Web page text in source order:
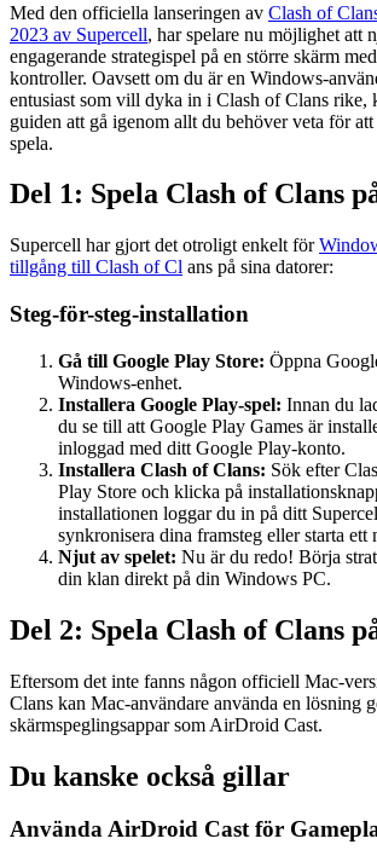
Med den officiella lanseringen av Clash of
2023 av Supercell, har spelare nu möjlighet att
engagerande strategispel på en större skärm
kontroller. Oavsett om du är en Windows-
entusiast som vill dyka in i Clash of Clans rike,
guiden att gå igenom allt du behöver veta för
spela.
Del 1: Spela Clash of Clans
Supercell har gjort det otroligt enkelt för
tillgång till Clash of Cl ans på sina datorer:
Steg-för-steg-installation
Gå till Google Play Store: Öppna
Windows-enhet.
Installera Google Play-spel: Innan du
du se till att Google Play Games är
inloggad med ditt Google Play-konto.
Installera Clash of Clans: Sök efter
Play Store och klicka på
installationen loggar du in på ditt
synkronisera dina framsteg eller starta ett
Njut av spelet: Nu är du redo! Börja
din klan direkt på din Windows PC.
Del 2: Spela Clash of Clans
Eftersom det inte fanns någon officiell Mac-
Clans kan Mac-användare använda en lösning
skärmspeglingsappar som AirDroid Cast.
Du kanske också gillar
Använda AirDroid Cast för